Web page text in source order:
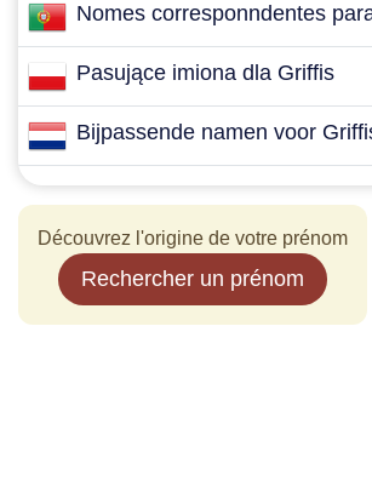
Nomes corresponndentes
Pasujące imiona dla Griffis
Bijpassende namen voor
Découvrez l'origine de votre prénom
Rechercher un prénom